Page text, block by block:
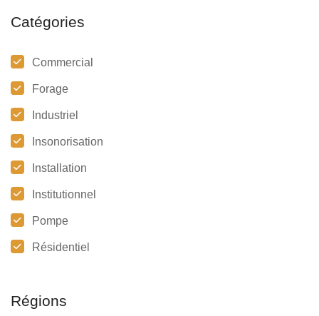
Catégories
Commercial
Forage
Industriel
Insonorisation
Installation
Institutionnel
Pompe
Résidentiel
Régions